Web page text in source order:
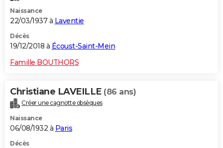
Naissance
22/03/1937 à Laventie
Décès
19/12/2018 à Écoust-Saint-Mein
Famille BOUTHORS
Christiane LAVEILLE (86 ans)
Créer une cagnotte obsèques
Naissance
06/08/1932 à Paris
Décès